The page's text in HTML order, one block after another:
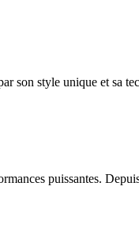
son style unique et sa
puissantes.